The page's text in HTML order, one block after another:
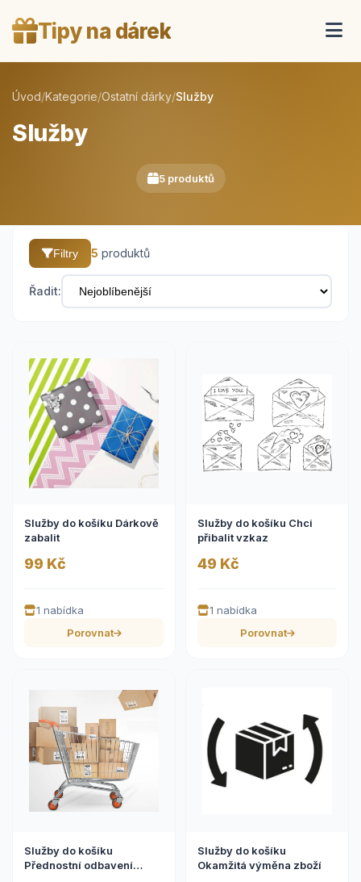
Tipy na dárek
Úvod/Kategorie/Ostatní dárky/Služby
Služby
5 produktů
Filtry 5 produktů
Řadit:
Služby do košíku Dárkově
zabalit
99 Kč
1 nabídka
Porovnat
Služby do košíku Chci
přibalit vzkaz
49 Kč
1 nabídka
Porovnat
Služby do košíku
Přednostní odbavení
Služby do košíku
Okamžitá výměna zboží